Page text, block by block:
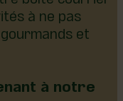
à ne pas
et
à notre